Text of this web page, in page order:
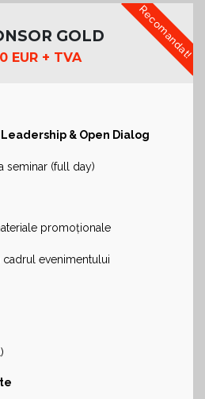
GOLD
EUR + TVA Recomandat!
Leadership & Open Dialog
seminar (full day)
promoționale
evenimentului